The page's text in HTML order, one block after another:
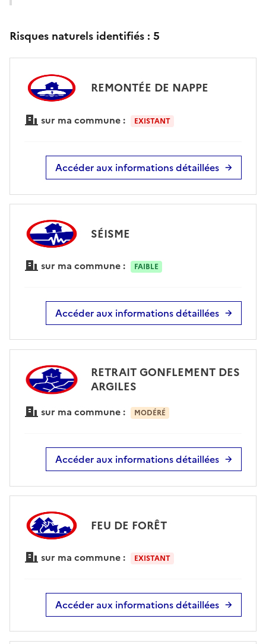
Risques naturels identifiés : 5
REMONTÉE DE NAPPE
sur ma commune : EXISTANT
Accéder aux informations détaillées
SÉISME
sur ma commune : FAIBLE
Accéder aux informations détaillées
RETRAIT GONFLEMENT DES
ARGILES
sur ma commune : MODÉRÉ
Accéder aux informations détaillées
FEU DE FORÊT
sur ma commune : EXISTANT
Accéder aux informations détaillées